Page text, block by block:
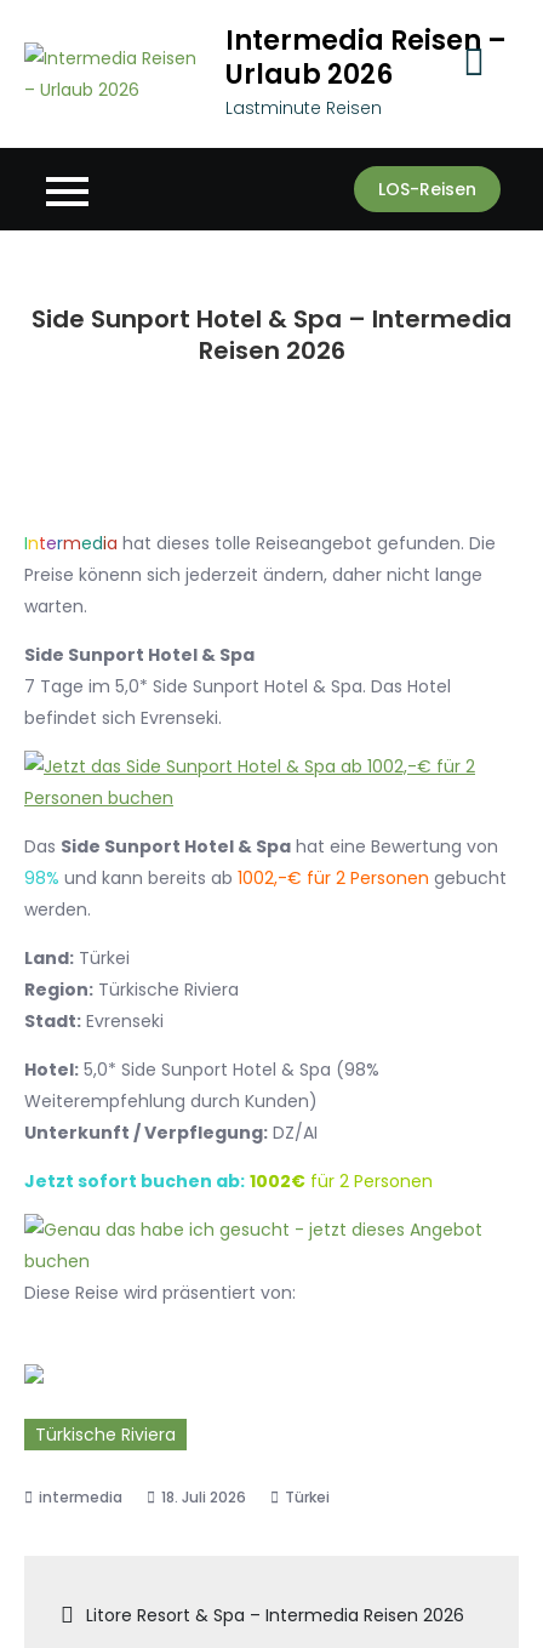
content
Intermedia Reisen –
Urlaub 2026
Lastminute Reisen
LOS-Reisen
Side Sunport Hotel & Spa – Intermedia
Reisen 2026
Intermedia hat dieses tolle Reiseangebot gefunden. Die
Preise könenn sich jederzeit ändern, daher nicht lange
warten.
Side Sunport Hotel & Spa
7 Tage im 5,0* Side Sunport Hotel & Spa. Das Hotel
befindet sich Evrenseki.
Das Side Sunport Hotel & Spa hat eine Bewertung von
98% und kann bereits ab 1002,-€ für 2 Personen gebucht
werden.
Land: Türkei
Region: Türkische Riviera
Stadt: Evrenseki
Hotel: 5,0* Side Sunport Hotel & Spa (98%
Weiterempfehlung durch Kunden)
Unterkunft / Verpflegung: DZ/AI
Jetzt sofort buchen ab: 1002€ für 2 Personen
Diese Reise wird präsentiert von:
Türkische Riviera
18. Juli 2026 Türkei
Beitragsnavigation
Litore Resort & Spa – Intermedia Reisen 2026